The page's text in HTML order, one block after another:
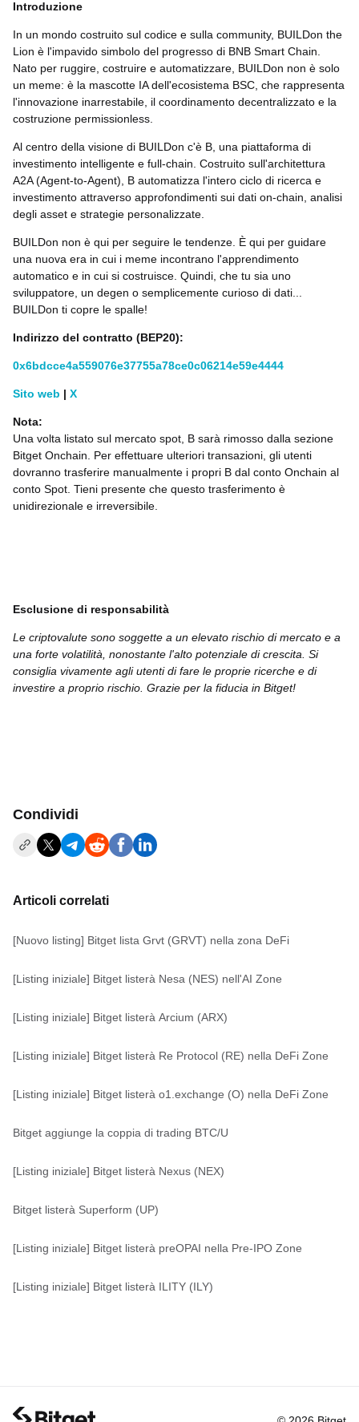
Introduzione
In un mondo costruito sul codice e sulla community, BUILDon the
Lion è l'impavido simbolo del progresso di BNB Smart Chain.
Nato per ruggire, costruire e automatizzare, BUILDon non è solo
un meme: è la mascotte IA dell'ecosistema BSC, che rappresenta
l'innovazione inarrestabile, il coordinamento decentralizzato e la
costruzione permissionless.
Al centro della visione di BUILDon c'è B, una piattaforma di
investimento intelligente e full-chain. Costruito sull'architettura
A2A (Agent-to-Agent), B automatizza l'intero ciclo di ricerca e
investimento attraverso approfondimenti sui dati on-chain, analisi
degli asset e strategie personalizzate.
BUILDon non è qui per seguire le tendenze. È qui per guidare
una nuova era in cui i meme incontrano l'apprendimento
automatico e in cui si costruisce. Quindi, che tu sia uno
sviluppatore, un degen o semplicemente curioso di dati...
BUILDon ti copre le spalle!
Indirizzo del contratto (BEP20):
0x6bdcce4a559076e37755a78ce0c06214e59e4444
Sito web | X
Nota:
Una volta listato sul mercato spot, B sarà rimosso dalla sezione
Bitget Onchain. Per effettuare ulteriori transazioni, gli utenti
dovranno trasferire manualmente i propri B dal conto Onchain al
conto Spot. Tieni presente che questo trasferimento è
unidirezionale e irreversibile.
Esclusione di responsabilità
Le criptovalute sono soggette a un elevato rischio di mercato e a
una forte volatilità, nonostante l'alto potenziale di crescita. Si
consiglia vivamente agli utenti di fare le proprie ricerche e di
investire a proprio rischio. Grazie per la fiducia in Bitget!
Condividi
Articoli correlati
[Nuovo listing] Bitget lista Grvt (GRVT) nella zona DeFi
[Listing iniziale] Bitget listerà Nesa (NES) nell'AI Zone
[Listing iniziale] Bitget listerà Arcium (ARX)
[Listing iniziale] Bitget listerà Re Protocol (RE) nella DeFi Zone
[Listing iniziale] Bitget listerà o1.exchange (O) nella DeFi Zone
Bitget aggiunge la coppia di trading BTC/U
[Listing iniziale] Bitget listerà Nexus (NEX)
Bitget listerà Superform (UP)
[Listing iniziale] Bitget listerà preOPAI nella Pre-IPO Zone
[Listing iniziale] Bitget listerà ILITY (ILY)